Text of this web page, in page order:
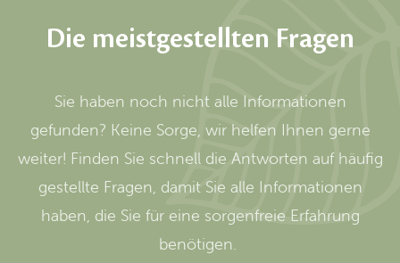
Die meistgestellten Fragen
Sie haben noch nicht alle Informationen
gefunden? Keine Sorge, wir helfen Ihnen gerne
weiter! Finden Sie schnell die Antworten auf häufig
gestellte Fragen, damit Sie alle Informationen
haben, die Sie für eine sorgenfreie Erfahrung
benötigen.